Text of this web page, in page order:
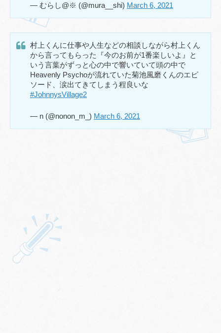
— むらし@※ (@mura__shi) March 6, 2021
村上くんに仕事や人生などの相談しながら村上くん
から言ってもらった『今のお前が1番楽しいよ』と
いう言葉がずっと心の中で響いていて頭の中で
Heavenly Psychoが流れていた菊池風磨くんのエピ
ソード、涙出てきてしまう程良いな
#JohnnysVillage2
— n (@nonon_m_) March 6, 2021